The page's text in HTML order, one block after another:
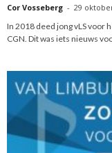
Cor Vosseberg - 29
In 2018 deed jong vLS voor
CGN. Dit was iets nieuws